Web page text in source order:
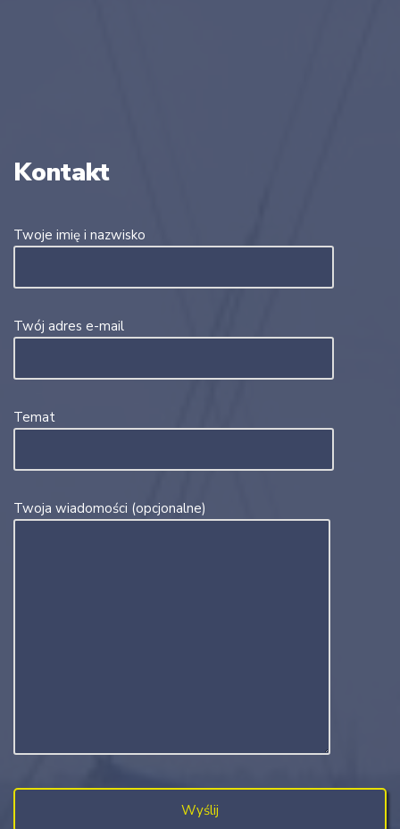
Kontakt
Twoje imię i nazwisko
Twój adres e-mail
Temat
Twoja wiadomości (opcjonalne)